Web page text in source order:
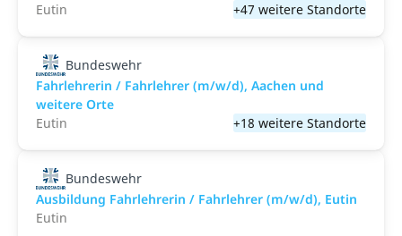
Eutin
+47 weitere Standorte
Bundeswehr
Fahrlehrerin / Fahrlehrer (m/w/d), Aachen und
weitere Orte
Eutin
+18 weitere Standorte
Bundeswehr
Ausbildung Fahrlehrerin / Fahrlehrer (m/w/d), Eutin
Eutin